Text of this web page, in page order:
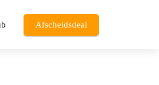
Afscheidsdeal